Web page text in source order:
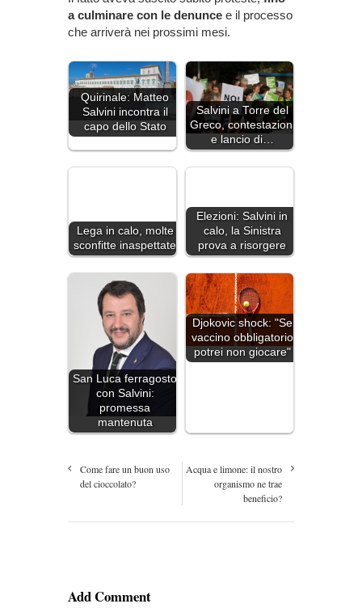
a culminare con le denunce e il processo
che arriverà nei prossimi mesi.
Quirinale: Matteo
Salvini incontra il
capo dello Stato
Salvini a Torre del
Greco, contestazioni
e lancio di…
Lega in calo, molte
sconfitte inaspettate
Elezioni: Salvini in
calo, la Sinistra
prova a risorgere
San Luca ferragosto
con Salvini:
promessa
mantenuta
Djokovic shock: "Se
vaccino obbligatorio
potrei non giocare"
Come fare un buon uso
del cioccolato?
Acqua e limone: il nostro
organismo ne trae
beneficio?
Add Comment